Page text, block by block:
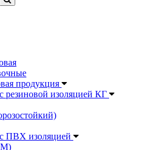
продукция
резиновой изоляцией КГ
ПВХ изоляцией